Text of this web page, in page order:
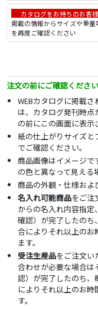
カタログをお持ちのお客
掲載の情報からサイズや重
を再度ご確認ください
注文の前にご確認ください
WEBカタログに掲載
は、カタログ発刊時
の前にこの画面に表示
紙の仕上がりサイズと
でご確認ください。
商品画像はイメージ
の色と異なって見える
商品の外観・仕様およ
名入れ可能商品をご注
からの名入れ内容指
確認）が完了したのち
合によりそれ以上のお
ます。
受注生産品をご注文い
合わせが必要な場合
認）が完了したのち、
によりそれ以上のお
す。